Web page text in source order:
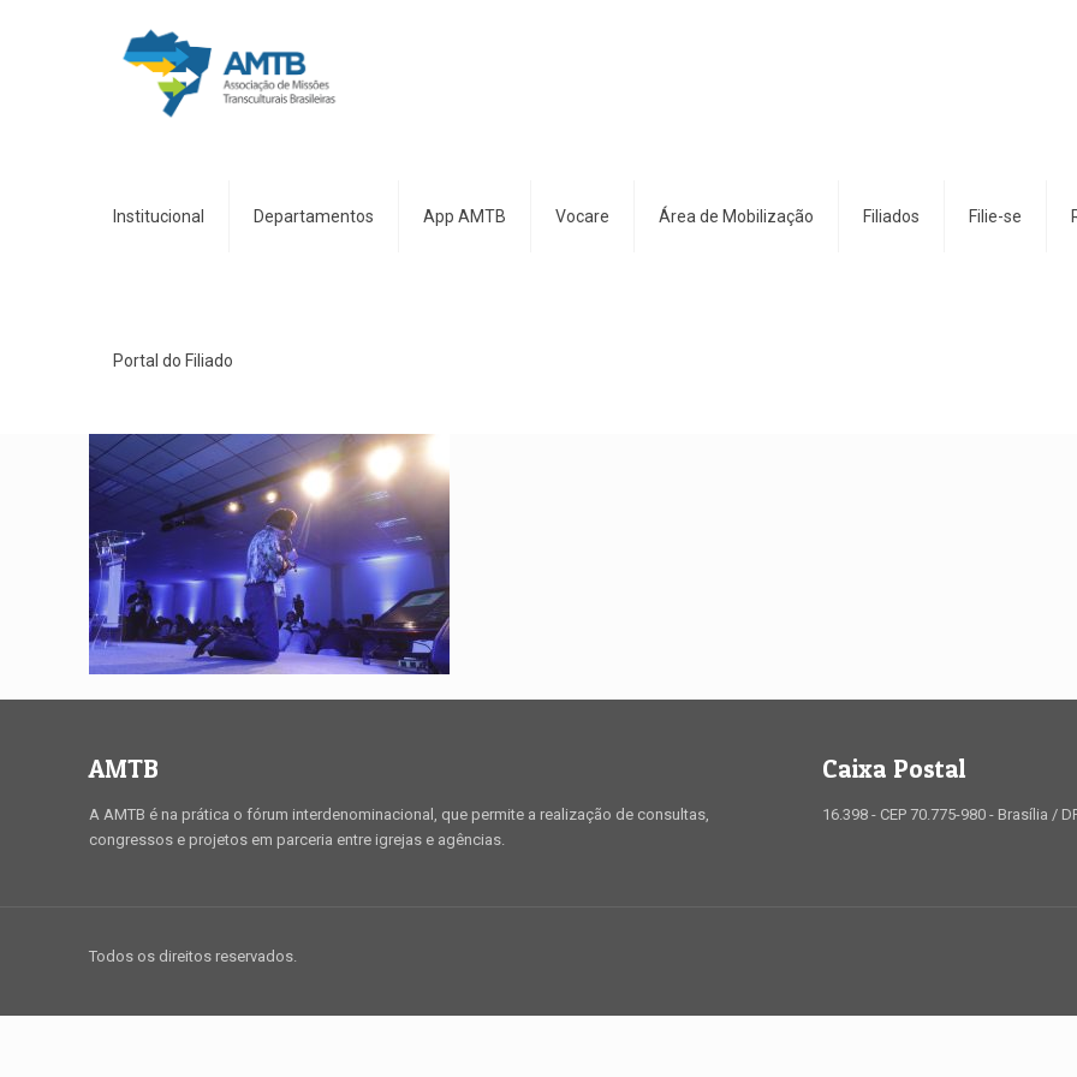
Institucional Departamentos App AMTB Vocare Área de Mobilização Filiados Filie-se
Portal do Filiado
AMTB
A AMTB é na prática o fórum interdenominacional, que permite a realização de consultas,
congressos e projetos em parceria entre igrejas e agências.
Caixa Postal
16.398 - CEP 70.775-980 - Brasília /
Todos os direitos reservados.